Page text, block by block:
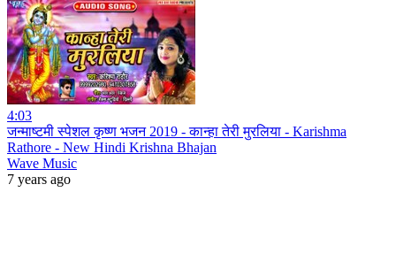
4:03
जन्माष्टमी स्पेशल कृष्ण भजन 2019 - कान्हा तेरी मुरलिया - Karishma
Rathore - New Hindi Krishna Bhajan
Wave Music
7 years ago